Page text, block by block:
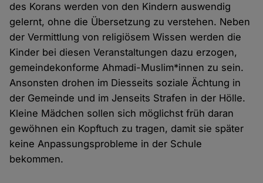
des Korans werden von den Kindern auswendig
gelernt, ohne die Übersetzung zu verstehen. Neben
der Vermittlung von religiösem Wissen werden die
Kinder bei diesen Veranstaltungen dazu erzogen,
gemeindekonforme Ahmadi-Muslim*innen zu sein.
Ansonsten drohen im Diesseits soziale Ächtung in
der Gemeinde und im Jenseits Strafen in der Hölle.
Kleine Mädchen sollen sich möglichst früh daran
gewöhnen ein Kopftuch zu tragen, damit sie später
keine Anpassungsprobleme in der Schule
bekommen.